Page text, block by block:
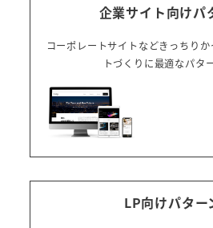
企業サイト向けパ
コーポレートサイトなどきっちり
トづくりに最適なパタ
LP向けパター